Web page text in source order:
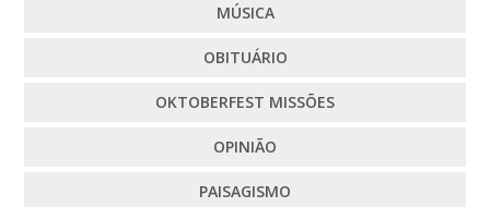
MÚSICA
OBITUÁRIO
OKTOBERFEST MISSÕES
OPINIÃO
PAISAGISMO